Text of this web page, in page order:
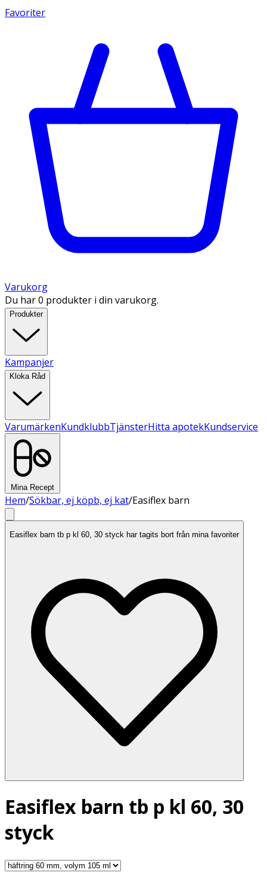
Favoriter
Varukorg
Du har 0 produkter i din varukorg.
Produkter
Kampanjer
Kloka Råd
VarumärkenKundklubbTjänsterHitta apotekKundservice
Mina Recept
Hem/Sökbar, ej köpb, ej kat/Easiflex barn
Easiflex barn tb p kl 60, 30 styck har tagits bort från mina favoriter
Easiflex barn tb p kl 60, 30
styck